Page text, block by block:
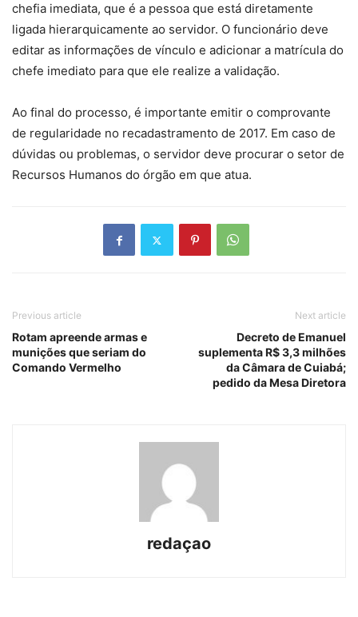
chefia imediata, que é a pessoa que está diretamente
ligada hierarquicamente ao servidor. O funcionário deve
editar as informações de vínculo e adicionar a matrícula do
chefe imediato para que ele realize a validação.
Ao final do processo, é importante emitir o comprovante
de regularidade no recadastramento de 2017. Em caso de
dúvidas ou problemas, o servidor deve procurar o setor de
Recursos Humanos do órgão em que atua.
Previous article
Rotam apreende armas e
munições que seriam do
Comando Vermelho
Next article
Decreto de Emanuel
suplementa R$ 3,3 milhões
da Câmara de Cuiabá;
pedido da Mesa Diretora
redaçao